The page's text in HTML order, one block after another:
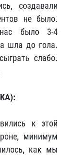
создавали
не было.
было 3-4
шла до гола.
слабо.
к этой
минимум
как мы